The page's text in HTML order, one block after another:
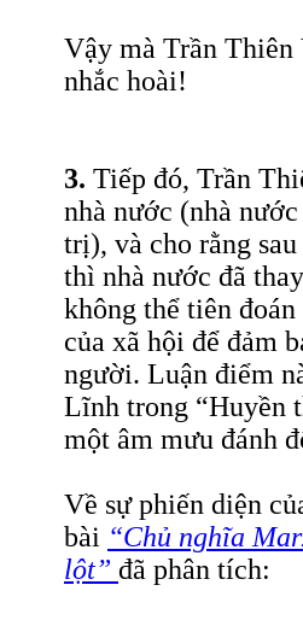
Vậy mà Trần
nhắc hoài!
3. Tiếp đó, Trần
nhà nước (nhà
trị), và cho rằng
thì nhà nước đã
không thể tiên
của xã hội để đảm
người. Luận điểm
Lĩnh trong “Huyền
một âm mưu đánh
Về sự phiến diện
bài “Chủ nghĩa
lột” đã phân tích: